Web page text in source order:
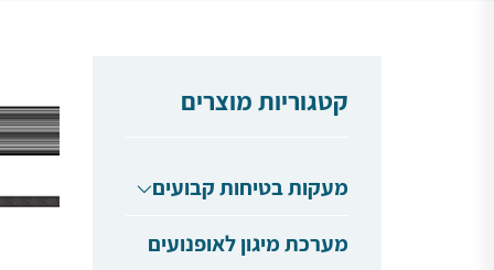
קטגוריות מוצרים
מעקות בטיחות קבועים
מערכת מיגון לאופנועים